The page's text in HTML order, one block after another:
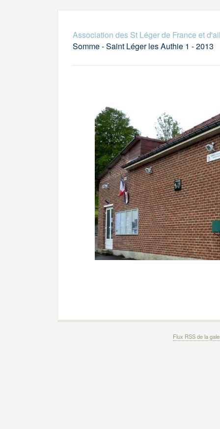
Association des St Léger de France et
Somme - Saint Léger les Authie 1 - 2013
Flux RSS de la